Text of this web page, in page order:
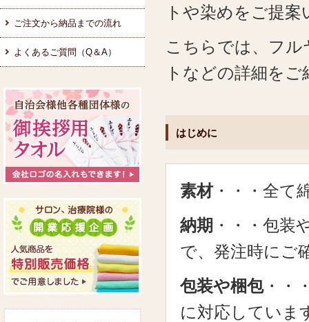
トや染めをご提
こちらでは、フ
トなどの詳細を
はじめに
素材・・・全て
納期 ・・・包装
で、発注時にご
包装や梱包・・
に対応していま
ご注文から納品までの流れ
よくあるご質問（Q＆A）